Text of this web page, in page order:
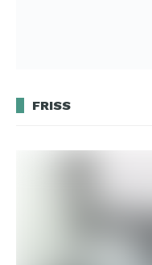
FRISS